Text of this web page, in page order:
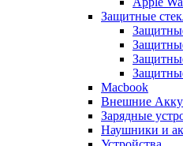
Защитные
Macbook
Внешние
Зарядные
Наушники и